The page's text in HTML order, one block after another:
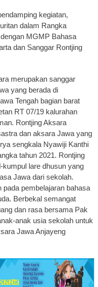
kegiatan,
dalam Rangka
MGMP Bahasa
dan Sanggar Rontjing
merupakan sanggar
yang berada di
Tengah bagian barat
RT 07/19 kalurahan
Rontjing Aksara
dan aksara Jawa yang
sengkala Nyawiji Kanthi
tahun 2021. Rontjing
lare dhusun yang
Jawa dari sekolah.
pada pembelajaran bahasa
Berbekal semangat
dan rasa bersama Pak
anak usia sekolah untuk
Jawa Anjayeng